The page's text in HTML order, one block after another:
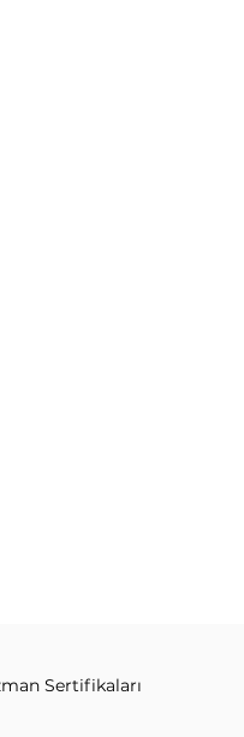
Sertifikaları